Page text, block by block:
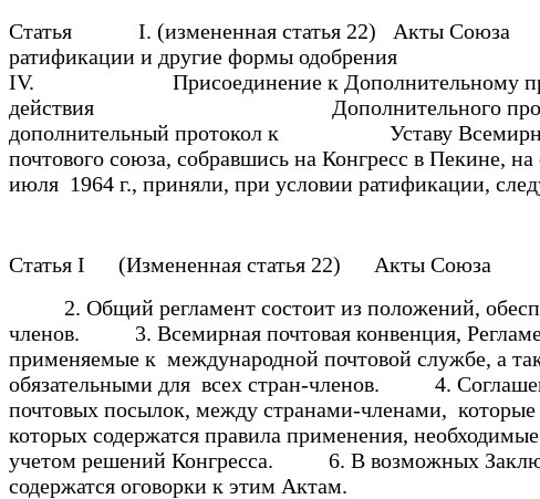
Статья I. (измененная статья 22) Акты
ратификации и другие формы одобрения
IV. Присоединение к
действия Дополнительного
дополнительный протокол к Уставу Всемирного
почтового союза, собравшись на Конгресс в Пекине,
июля 1964 г., приняли, при условии ратификации,
Статья I (Измененная статья 22) Акты Союза 1.
2. Общий регламент состоит из положений,
членов. 3. Всемирная почтовая конвенция,
применяемые к международной почтовой службе, а
обязательными для всех стран-членов. 4.
почтовых посылок, между странами-членами,
которых содержатся правила применения,
учетом решений Конгресса. 6. В возможных
содержатся оговорки к этим Актам.